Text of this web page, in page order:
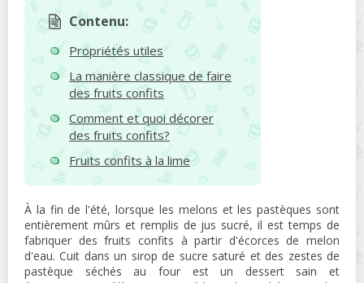
Contenu:
Propriétés utiles
La manière classique de faire
des fruits confits
Comment et quoi décorer
des fruits confits?
Fruits confits à la lime
À la fin de l'été, lorsque les melons et les pastèques sont
entièrement mûrs et remplis de jus sucré, il est temps de
fabriquer des fruits confits à partir d'écorces de melon
d'eau. Cuit dans un sirop de sucre saturé et des zestes de
pastèque séchés au four est un dessert sain et